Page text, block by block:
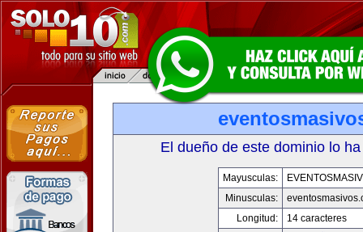
El dueño de este dominio lo
Mayusculas:
Minusculas:
Longitud:
14 caracteres